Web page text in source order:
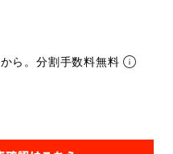
から。分割手数料無料